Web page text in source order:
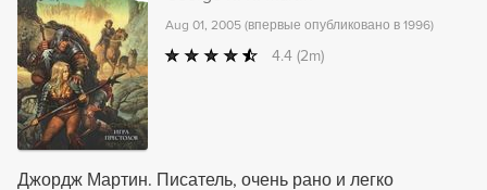
Aug 01, 2005 (впервые опубликовано в 1996)
4.4 (2m)
Джордж Мартин. Писатель, очень рано и легко